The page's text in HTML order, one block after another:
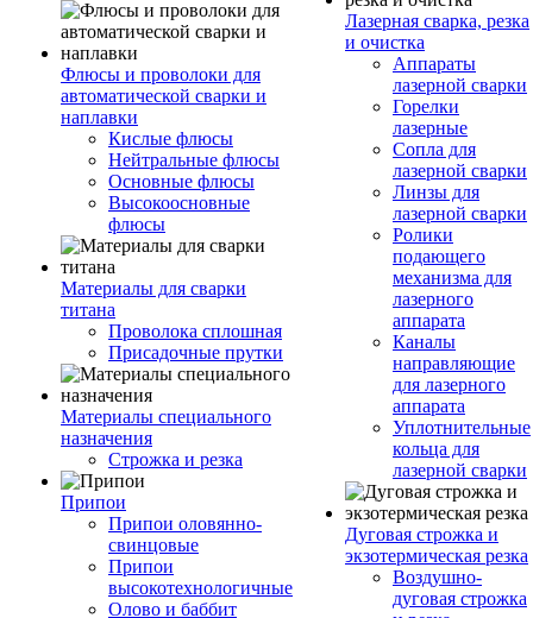
Флюсы и проволоки для
автоматической сварки и
наплавки
Кислые флюсы
Нейтральные флюсы
Основные флюсы
Высокоосновные
флюсы
Материалы для сварки
титана
Проволока сплошная
Присадочные прутки
Материалы специального
назначения
Строжка и резка
Припои
Припои оловянно-
свинцовые
Припои
высокотехнологичные
Олово и баббит
Лазерная сварка, резка
и очистка
Аппараты
лазерной сварки
Горелки
лазерные
Сопла для
лазерной сварки
Линзы для
лазерной сварки
Ролики
подающего
механизма для
лазерного
аппарата
Каналы
направляющие
для лазерного
аппарата
Уплотнительные
кольца для
лазерной сварки
Дуговая строжка и
экзотермическая резка
Воздушно-
дуговая строжка